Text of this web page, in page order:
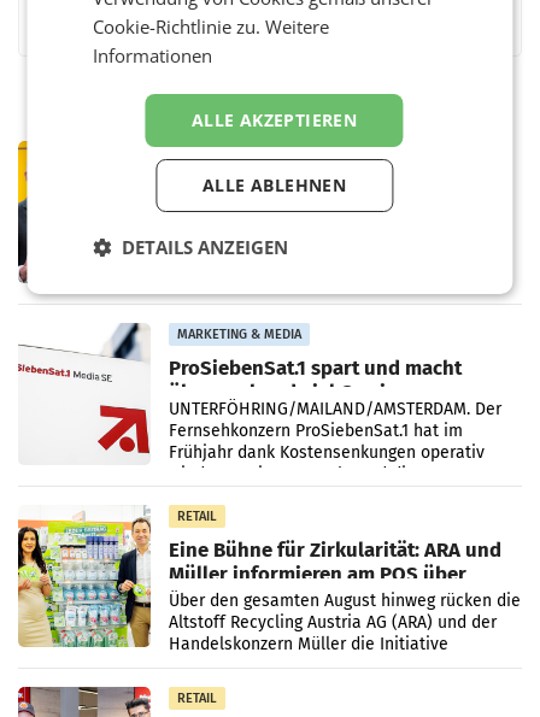
PRIMENEWS
Österreichische Post: Umsatzplus im
ersten Halbjahr trotz schwachem
WIEN Die Österreichische Post AG hat im
ersten Halbjahr 2026 einen Konzernumsatz
einem Plus von 3,8 Prozent gegenüber dem
Vergleichszeitraum
MARKETING & MEDIA
ProSiebenSat.1 spart und macht
überraschend viel Gewinn
UNTERFÖHRING/MAILAND/AMSTERDAM. Der
Fernsehkonzern ProSiebenSat.1 hat im
Frühjahr dank Kostensenkungen operativ
wieder Gewinn gemacht und die
RETAIL
Eine Bühne für Zirkularität: ARA und
Müller informieren am POS über
Kreislauffähigkeit
Über den gesamten August hinweg rücken die
Altstoff Recycling Austria AG (ARA) und der
Handelskonzern Müller die Initiative
„Kreislauf-Helden“ in allen österreichischen
Müller-Filialen
RETAIL
Cookie-Richtlinie zu.Weitere
Informationen
ALLE AKZEPTIEREN
ALLE ABLEHNEN
DETAILS ANZEIGEN